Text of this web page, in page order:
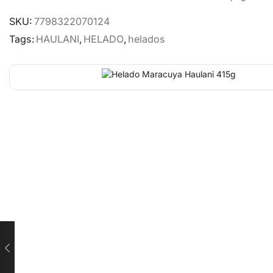
SKU: 7798322070124
Tags: HAULANI, HELADO, helados